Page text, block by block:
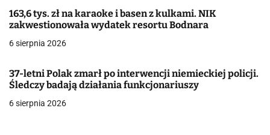
a
w
i
s
163,6 tys. zł na karaoke i basen z kulkami. NIK
zakwestionowała wydatek resortu Bodnara
6 sierpnia 2026
37-letni Polak zmarł po interwencji niemieckiej policji.
Śledczy badają działania funkcjonariuszy
6 sierpnia 2026